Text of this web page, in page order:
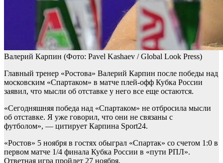
Валерий Карпин (Фото: Pavel Kashaev / Global Look Press)
Главный тренер «Ростова» Валерий Карпин после победы над
московским «Спартаком» в матче плей-офф Кубка России
заявил, что мысли об отставке у него все еще остаются.
«Сегодняшняя победа над «Спартаком» не отбросила мысли
об отставке. Я уже говорил, что они не связаны с
футболом», — цитирует Карпина Sport24.
«Ростов» 5 ноября в гостях обыграл «Спартак» со счетом 1:0 в
первом матче 1/4 финала Кубка России в «пути РПЛ».
Ответная игра пройдет 27 ноября.